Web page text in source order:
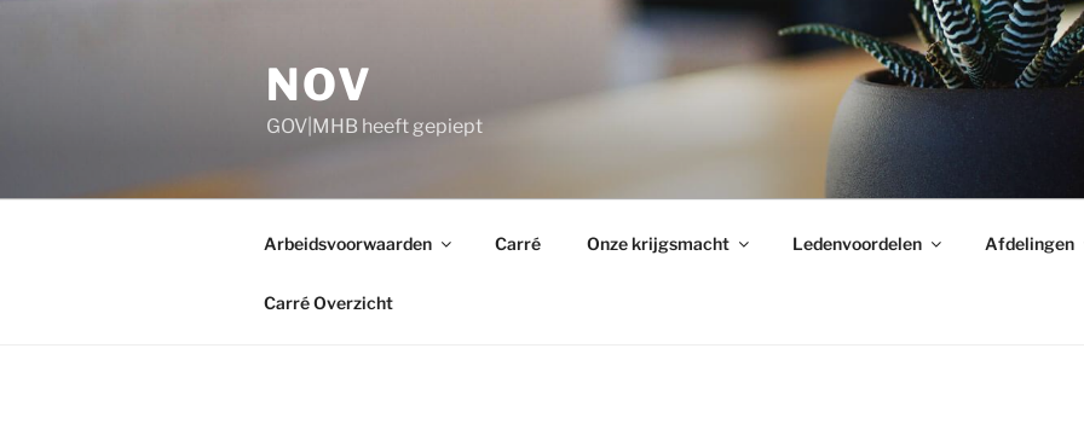
NOV
GOV|MHB heeft gepiept
Arbeidsvoorwaarden Carré Onze krijgsmacht Ledenvoordelen Afdelingen
Carré Overzicht